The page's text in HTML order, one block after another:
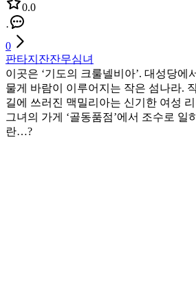
0.0
·
0
판타지 잔잔무심녀
이곳은 ‘기도의 크룰넬비아’. 대성당에
물게 바람이 이루어지는 작은 섬나라.
길에 쓰러진 맥밀리아는 신기한 여성
그녀의 가게 ‘골동품점’에서 조수로 일
란…?